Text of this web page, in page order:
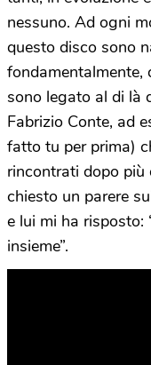
nessuno. Ad ogni
questo disco sono
fondamentalmente,
sono legato al di là
Fabrizio Conte, ad
fatto tu per prima)
rincontrati dopo più
chiesto un parere
e lui mi ha risposto:
insieme”.